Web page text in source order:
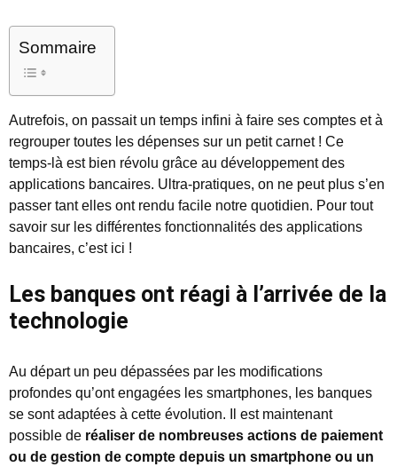
Sommaire
Autrefois, on passait un temps infini à faire ses comptes et à
regrouper toutes les dépenses sur un petit carnet ! Ce
temps-là est bien révolu grâce au développement des
applications bancaires. Ultra-pratiques, on ne peut plus s’en
passer tant elles ont rendu facile notre quotidien. Pour tout
savoir sur les différentes fonctionnalités des applications
bancaires, c’est ici !
Les banques ont réagi à l’arrivée de la
technologie
Au départ un peu dépassées par les modifications
profondes qu’ont engagées les smartphones, les banques
se sont adaptées à cette évolution. Il est maintenant
possible de réaliser de nombreuses actions de paiement
ou de gestion de compte depuis un smartphone ou un